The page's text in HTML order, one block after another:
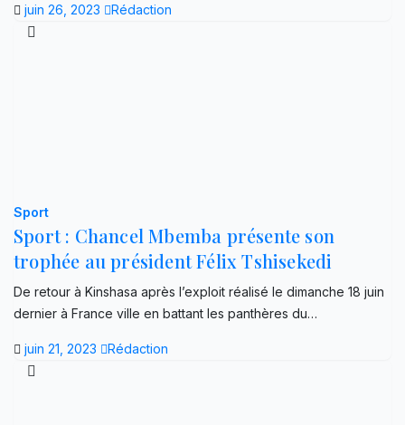
juin 26, 2023 Rédaction
Sport
Sport : Chancel Mbemba présente son
trophée au président Félix Tshisekedi
De retour à Kinshasa après l’exploit réalisé le dimanche 18 juin
dernier à France ville en battant les panthères du…
juin 21, 2023 Rédaction